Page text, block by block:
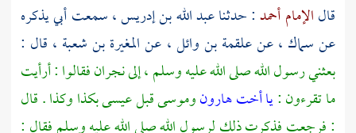
قالالإمام أحمد: حدثناعبد الله بن إدريس، سمعت أبي يذكره
عنسماك ،عنعلقمة بن وائل ، عنالمغيرة بن شعبة ، قال :
بعثني رسول الله صلى الله عليه وسلم ، إلىنجرانفقالوا : أرأيت
ما تقرءون :يا أخت هارونوموسىقبلعيسىبكذا وكذا . قال